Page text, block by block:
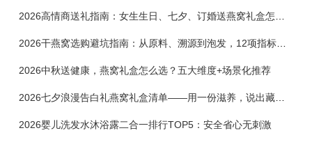
2026干燕窝选购避坑指南：从原料、溯源到泡发，12项指标判断靠谱燕窝
2026中秋送健康，燕窝礼盒怎么选？五大维度+场景化推荐
2026七夕浪漫告白礼燕窝礼盒清单——用一份滋养，说出藏在心底的爱
2026婴儿洗发水沐浴露二合一排行TOP5：安全省心无刺激